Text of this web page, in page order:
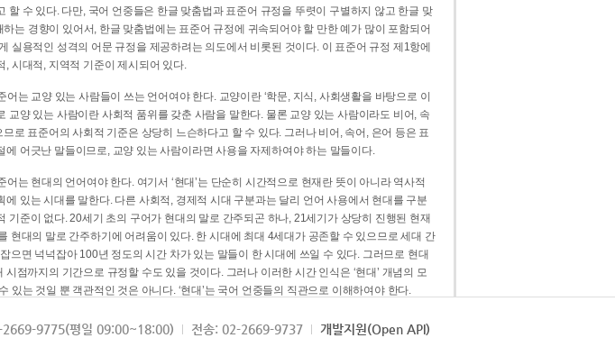
할 수 있다. 다만, 국어 언중들은 한글 맞춤법과 표준어 규정을 뚜렷이 구별하지 않고 한글 맞
는 경향이 있어서, 한글 맞춤법에는 표준어 규정에 귀속되어야 할 만한 예가 많이 포함되어
실용적인 성격의 어문 규정을 제공하려는 의도에서 비롯된 것이다. 이 표준어 규정 제1항에
, 시대적, 지역적 기준이 제시되어 있다.
어는 교양 있는 사람들이 쓰는 언어여야 한다. 교양이란 ‘학문, 지식, 사회생활을 바탕으로 이
교양 있는 사람이란 사회적 품위를 갖춘 사람을 말한다. 물론 교양 있는 사람이라도 비어, 속
로 표준어의 사회적 기준은 상당히 느슨하다고 할 수 있다. 그러나 비어, 속어, 은어 등은 표
에 어긋난 말들이므로, 교양 있는 사람이라면 사용을 자제하여야 하는 말들이다.
어는 현대의 언어여야 한다. 여기서 ‘현대’는 단순히 시간적으로 현재란 뜻이 아니라 역사적
에 있는 시대를 말한다. 다른 사회적, 경제적 시대 구분과는 달리 언어 사용에서 현대를 구분
기준이 없다. 20세기 초의 구어가 현대의 말로 간주되곤 하나, 21세기가 상당히 진행된 현재
현대의 말로 간주하기에 어려움이 있다. 한 시대에 최대 4세대가 공존할 수 있으므로 세대 간
으면 넉넉잡아 100년 정도의 시간 차가 있는 말들이 한 시대에 쓰일 수 있다. 그러므로 현대
시점까지의 기간으로 규정할 수도 있을 것이다. 그러나 이러한 시간 인식은 ‘현대’ 개념의 모
있는 것일 뿐 객관적인 것은 아니다. ‘현대’는 국어 언중들의 직관으로 이해하여야 한다.
어는 서울말이어야 한다. 이는 표준어의 공용어적 성격을 가장 크게 드러내 주는 기준이다.
2669-9775(평일 09:00~18:00) 전송: 02-2669-9737 개발지원(Open API)